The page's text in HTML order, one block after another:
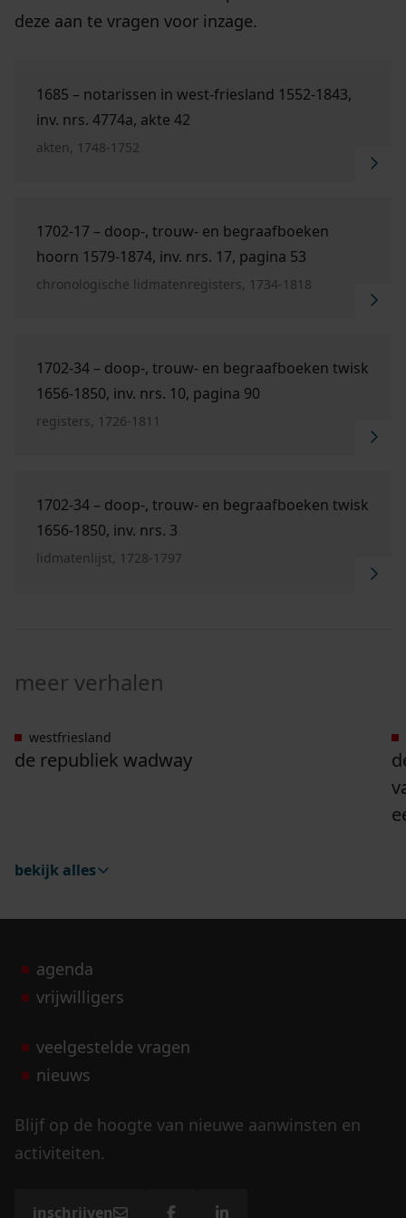
deze aan te vragen voor inzage.
1685 – notarissen in west-friesland 1552-1843,
inv. nrs. 4774a, akte 42
akten, 1748-1752
1702-17 – doop-, trouw- en begraafboeken
hoorn 1579-1874, inv. nrs. 17, pagina 53
chronologische lidmatenregisters, 1734-1818
1702-34 – doop-, trouw- en begraafboeken twisk
1656-1850, inv. nrs. 10, pagina 90
registers, 1726-1811
1702-34 – doop-, trouw- en begraafboeken twisk
1656-1850, inv. nrs. 3
lidmatenlijst, 1728-1797
meer verhalen
westfriesland
de republiek wadway
Ga naar "De Republiek Wadway".
bekijk alles
agenda
vrijwilligers
veelgestelde vragen
nieuws
Blijf op de hoogte van nieuwe aanwinsten en
activiteiten.
inschrijven